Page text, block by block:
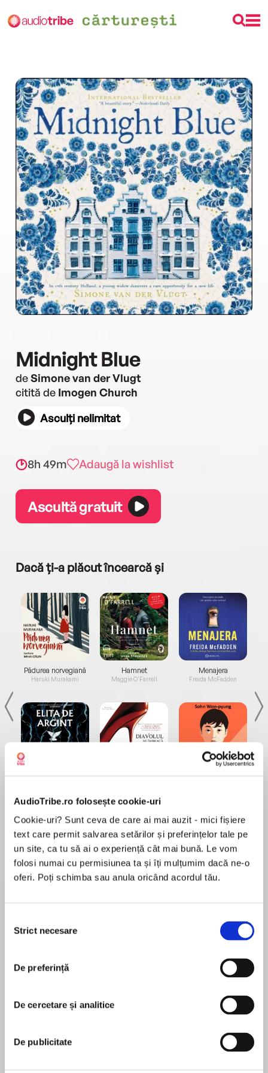
AudioTribe.ro folosește cookie-uri
Cookie-uri? Sunt ceva de care ai mai auzit - mici fișiere
text care permit salvarea setărilor și preferințelor tale pe
un site, ca tu să ai o experiență cât mai bună. Le vom
folosi numai cu permisiunea ta și îți mulțumim dacă ne-o
oferi. Poți schimba sau anula oricând acordul tău.
consimțământului
Strict necesare
De preferință
De cercetare și analitice
De publicitate
Midnight Blue
deSimone van der Vlugt
citită de Imogen Church
Asculți nelimitat
8h 49m Adaugă la wishlist
Ascultă gratuit
Dacă ți-a plăcut încearcă și
Pădurea norvegiană
Haruki Murakami
Hamnet
Maggie O'Farrell
Menajera
Freida McFadden
Desprecarte
From Simone Van Der Vlugt comes her
perfect for readers of The Miniaturist, Tulip
Fever, and Girl with a Pearl Earring.
Amsterdam 1654: against the backdrop of
threatens to destroy a young widow's new life.
twenty-five-year old Catrin leaves her small
village and takes a job as a housekeeper to the
În acest moment nu există recenzii
Simone van der Vlugt
Simone van der Vlugt is an acclaimed Dutch